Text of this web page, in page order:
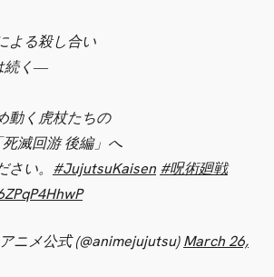
よる殺し合い
続く―
動く虎杖たちの
滅回游 後編」へ
い。 #JujutsuKaisen #呪術廻戦
ニメ公式 (@animejujutsu)March 26,